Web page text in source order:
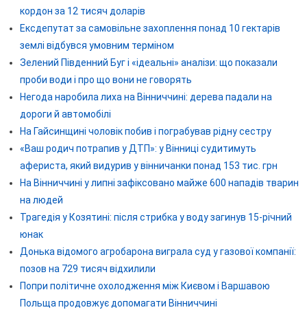
кордон за 12 тисяч доларів
Ексдепутат за самовільне захоплення понад 10 гектарів
землі відбувся умовним терміном
Зелений Південний Буг і «ідеальні» аналізи: що показали
проби води і про що вони не говорять
Негода наробила лиха на Вінниччині: дерева падали на
дороги й автомобілі
На Гайсинщині чоловік побив і пограбував рідну сестру
«Ваш родич потрапив у ДТП»: у Вінниці судитимуть
афериста, який видурив у вінничанки понад 153 тис. грн
На Вінниччині у липні зафіксовано майже 600 нападів тварин
на людей
Трагедія у Козятині: після стрибка у воду загинув 15-річний
юнак
Донька відомого агробарона виграла суд у газової компанії:
позов на 729 тисяч відхилили
Попри політичне охолодження між Києвом і Варшавою
Польща продовжує допомагати Вінниччині